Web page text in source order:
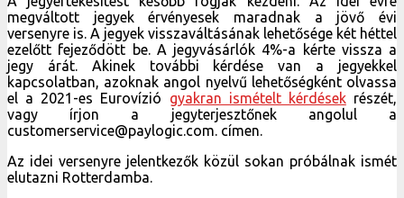
megváltott jegyek érvényesek maradnak a jövő évi
versenyre is. A jegyek visszaváltásának lehetősége két héttel
ezelőtt fejeződött be. A jegyvásárlók 4%-a kérte vissza a
jegy árát. Akinek további kérdése van a jegyekkel
kapcsolatban, azoknak angol nyelvű lehetőségként olvassa
el a 2021-es Eurovízió gyakran ismételt kérdésekrészét,
vagy írjon a jegyterjesztőnek angolul a
customerservice@paylogic.com. címen.
Az idei versenyre jelentkezők közül sokan próbálnak ismét
elutazni Rotterdamba.